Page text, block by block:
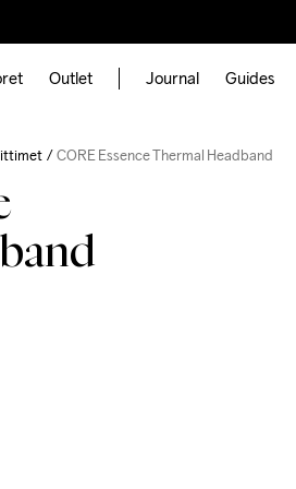
Outlet Journal Guides
CORE Essence Thermal Headband